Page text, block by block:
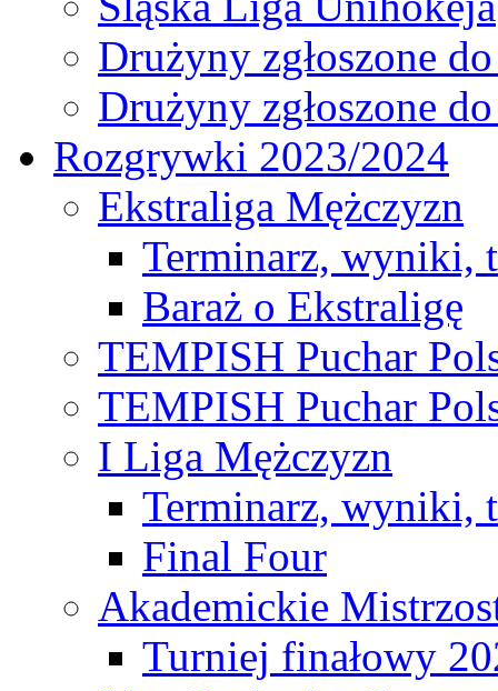
Drużyny zgłoszone
Drużyny zgłoszone
Rozgrywki 2023/2024
Ekstraliga Mężczyzn
Terminarz, wyniki,
Baraż o Ekstraligę
TEMPISH Puchar
TEMPISH Puchar
I Liga Mężczyzn
Terminarz, wyniki,
Final Four
Akademickie
Turniej finałowy